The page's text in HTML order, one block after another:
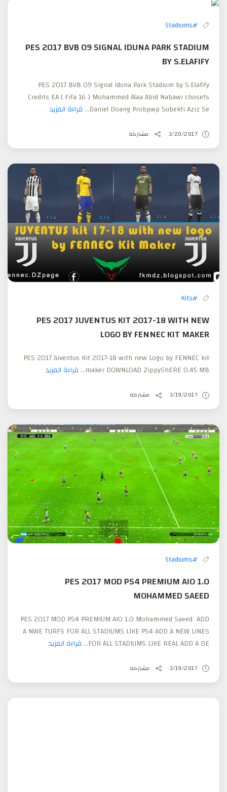
#Stadiums
PES 2017 BVB 09 SIGNAL IDUNA PARK STADIUM
BY S.ELAFIFY
PES 2017 BVB 09 Signal Iduna Park Stadium by S.Elafify
Credits EA ( Fifa 16 ) Mohammed Alaa Abid Nabawi chosefs
Daniel Doang Probpwp Subekti Aziz Se... قراءة المزيد
3/20/2017 مشاركة
#Kits
PES 2017 JUVENTUS KIT 2017-18 WITH NEW
LOGO BY FENNEC KIT MAKER
PES 2017 Juventus Kit 2017-18 with new Logo by FENNEC kit
maker DOWNLOAD ZippyShERE 0.45 MB... قراءة المزيد
3/19/2017 مشاركة
#Stadiums
PES 2017 MOD PS4 PREMIUM AIO 1.0
MOHAMMED SAEED
PES 2017 MOD PS4 PREMIUM AIO 1.0 Mohammed Saeed ADD
A NWE TURFS FOR ALL STADIUMS LIKE PS4 ADD A NEW LINES
FOR ALL STADIUMS LIKE REAL ADD A DE... قراءة المزيد
3/19/2017 مشاركة